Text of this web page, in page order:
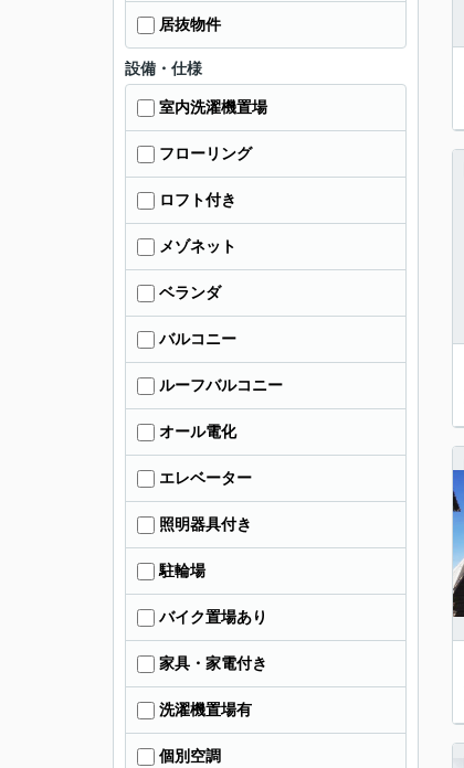
居抜物件
設備・仕様
室内洗濯機置場
フローリング
ロフト付き
メゾネット
ベランダ
バルコニー
ルーフバルコニー
オール電化
エレベーター
照明器具付き
駐輪場
バイク置場あり
家具・家電付き
洗濯機置場有
個別空調